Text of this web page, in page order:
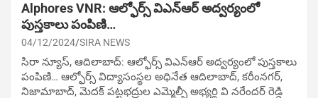
Alphores VNR: ఆల్ఫోర్స్ విఎన్ఆర్ అద్వర్యంలో
పుస్తకాలు పంపిణి…
04/12/2024 SIRA NEWS
సిరా న్యూస్, ఆదిలాబాద్: ఆల్ఫోర్స్ విఎన్ఆర్ అద్వర్యంలో పుస్తకాలు
పంపిణి… ఆల్ఫోర్స్ విద్యాసంస్థల అధినేత ఆదిలాబాద్, కరీంనగర్,
నిజామాబాద్, మెదక్ పట్టభద్రుల ఎమ్మెల్సీ అభ్యర్థి వి నరేందర్ రెడ్డి